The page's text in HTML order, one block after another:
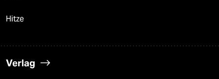
Hitze
Verlag